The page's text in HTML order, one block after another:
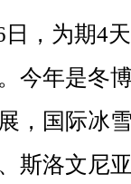
为期4天
今年是冬
，国际冰
斯洛文尼